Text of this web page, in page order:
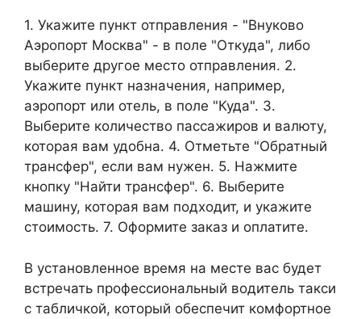
1. Укажите пункт отправления - "Внуково
Аэропорт Москва" - в поле "Откуда", либо
выберите другое место отправления. 2.
Укажите пункт назначения, например,
аэропорт или отель, в поле "Куда". 3.
Выберите количество пассажиров и валюту,
которая вам удобна. 4. Отметьте "Обратный
трансфер", если вам нужен. 5. Нажмите
кнопку "Найти трансфер". 6. Выберите
машину, которая вам подходит, и укажите
стоимость. 7. Оформите заказ и оплатите.
В установленное время на месте вас будет
встречать профессиональный водитель такси
с табличкой, который обеспечит комфортное